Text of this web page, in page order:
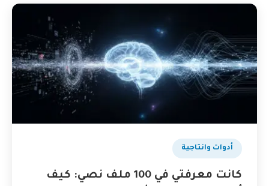
أدوات وانتاجية
كانت معرفتي في 100 ملف نصي: كيف